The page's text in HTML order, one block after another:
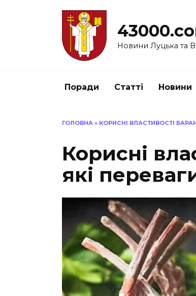
Новини Луцька та
Поради Статті Новини
ГОЛОВНА » КОРИСНІ ВЛАСТИВОСТІ
Корисні
які